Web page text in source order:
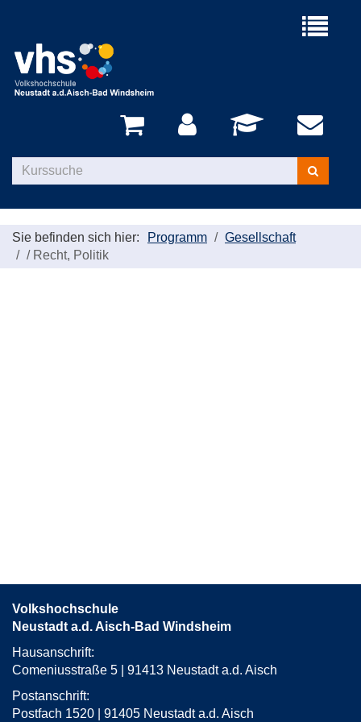
Menü
Kurse
suchen
Sie befinden sich hier: Programm
Gesellschaft
/ Recht, Politik
Volkshochschule
Neustadt a.d. Aisch-Bad Windsheim
Hausanschrift:
Comeniusstraße 5 | 91413 Neustadt a.d. Aisch
Postanschrift:
Postfach 1520 | 91405 Neustadt a.d. Aisch